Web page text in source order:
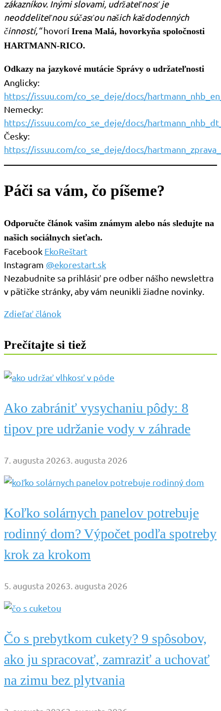
zákazníkov. Inými slovami, udržateľnosť je
neoddeliteľnou súčasťou našich každodenných
činností,“hovorí Irena Malá, hovorkyňa spoločnosti
HARTMANN-RICO.
Odkazy na jazykové mutácie Správy o udržateľnosti
Anglicky:
https://issuu.com/co_se_deje/docs/
Nemecky:
https://issuu.com/co_se_deje/docs/
Česky:
https://issuu.com/co_se_deje/docs/
Páči sa vám, čo píšeme?
Odporučte článok vašim známym alebo nás sledujte na
našich sociálnych sieťach.
Facebook EkoReštart
Instagram @ekorestart.sk
Nezabudnite sa prihlásiť pre odber nášho newslettra
v pätičke stránky, aby vám neunikli žiadne novinky.
Zdieľať článok
Prečítajte si tiež
Ako zabrániť vysychaniu pôdy: 8
tipov pre udržanie vody v záhrade
7. augusta 20263. augusta 2026
Koľko solárnych panelov potrebuje
rodinný dom? Výpočet podľa spotreby
krok za krokom
5. augusta 20263. augusta 2026
Čo s prebytkom cukety? 9 spôsobov,
ako ju spracovať, zamraziť a uchovať
na zimu bez plytvania